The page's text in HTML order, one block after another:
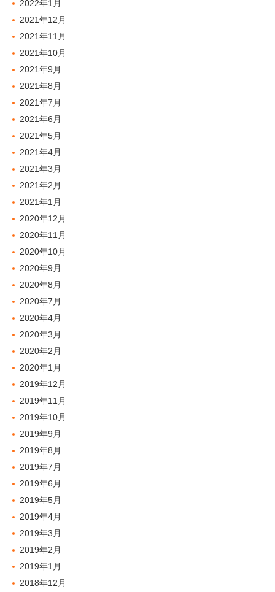
2022年1月
2021年12月
2021年11月
2021年10月
2021年9月
2021年8月
2021年7月
2021年6月
2021年5月
2021年4月
2021年3月
2021年2月
2021年1月
2020年12月
2020年11月
2020年10月
2020年9月
2020年8月
2020年7月
2020年4月
2020年3月
2020年2月
2020年1月
2019年12月
2019年11月
2019年10月
2019年9月
2019年8月
2019年7月
2019年6月
2019年5月
2019年4月
2019年3月
2019年2月
2019年1月
2018年12月